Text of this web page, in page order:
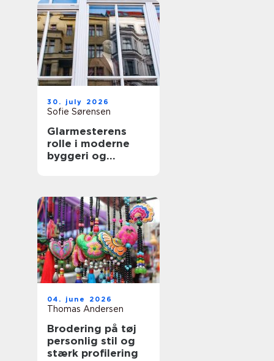
30. july 2026
Sofie Sørensen
Glarmesterens
rolle i moderne
byggeri og
04. june 2026
Thomas Andersen
Brodering på tøj
personlig stil og
stærk profilering